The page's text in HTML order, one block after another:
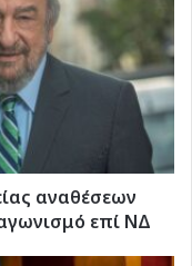
αναθέσεων
επί ΝΔ